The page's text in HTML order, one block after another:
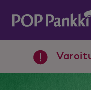
POP Pankki,